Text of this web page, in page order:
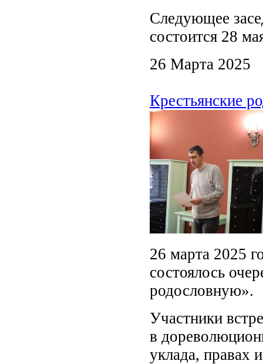
Следующее
состоится 28
26 Марта 2025
Крестьянские
26 марта 2025
состоялось
родословную».
Участники
в
уклада, правах